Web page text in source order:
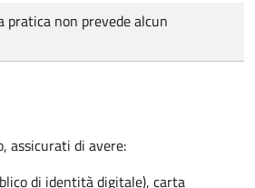
pratica non prevede alcun
assicurati di avere:
di identità digitale), carta